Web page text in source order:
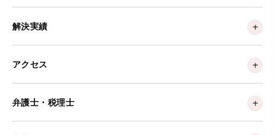
解決実績
アクセス
弁護士・税理士